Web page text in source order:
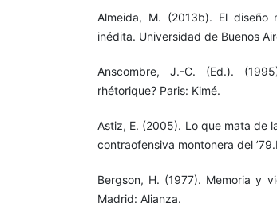
Almeida, M. (2013b). El diseño
inédita. Universidad de Buenos
Anscombre, J.-C. (Ed.).
rhétorique? Paris: Kimé.
Astiz, E. (2005). Lo que mata de
contraofensiva montonera del
Bergson, H. (1977). Memoria y
Madrid: Alianza.